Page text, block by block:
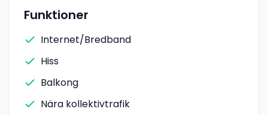
Funktioner
Internet/Bredband
Hiss
Balkong
Nära kollektivtrafik